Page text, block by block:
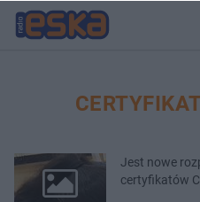
Jest nowe
certyfikatów